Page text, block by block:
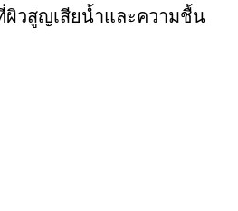
วสูญเสียน้ำและความชื้น